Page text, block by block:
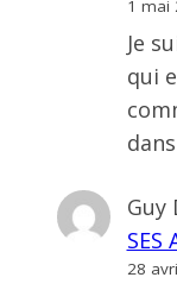
1 mai
Je
qui
Guy
SES
28